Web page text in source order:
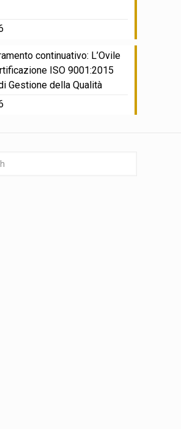
continuativo: L’Ovile
ISO 9001:2015
Gestione della Qualità